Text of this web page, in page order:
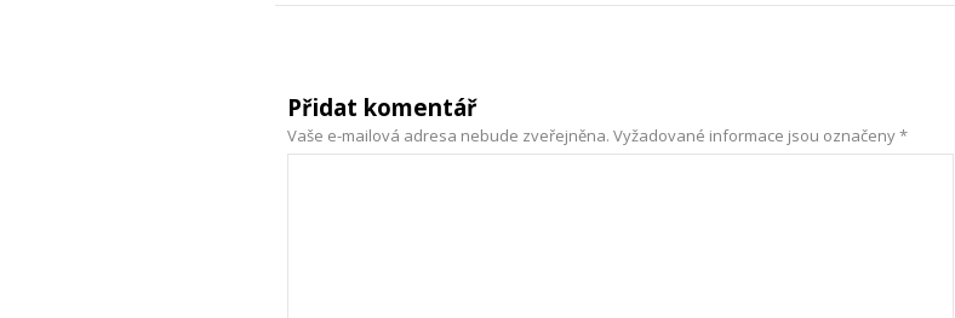
Přidat komentář
Vaše e-mailová adresa nebude zveřejněna. Vyžadované informace jsou označeny*